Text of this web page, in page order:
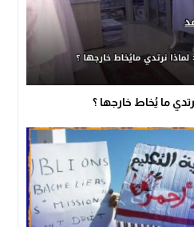
ما يُخاط خارجها ؟